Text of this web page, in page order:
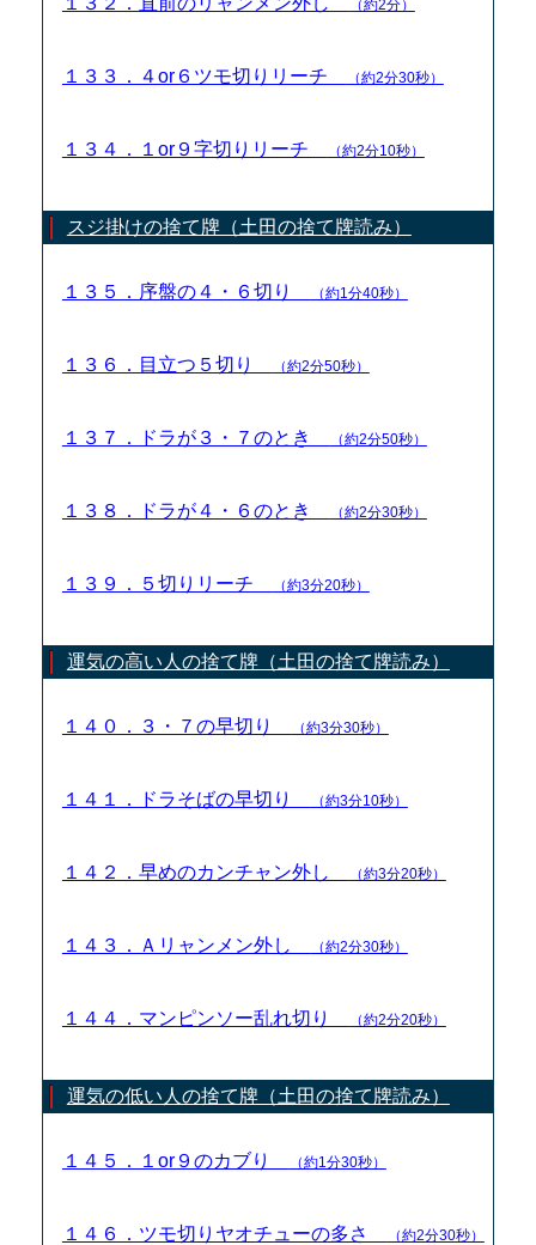
（約2分）
１３３．４or６ツモ切りリーチ （約2分30秒）
１３４．１or９字切りリーチ （約2分10秒）
スジ掛けの捨て牌（土田の捨て牌読み）
１３５．序盤の４・６切り （約1分40秒）
１３６．目立つ５切り （約2分50秒）
１３７．ドラが３・７のとき （約2分50秒）
１３８．ドラが４・６のとき （約2分30秒）
１３９．５切りリーチ （約3分20秒）
運気の高い人の捨て牌（土田の捨て牌読み）
１４０．３・７の早切り （約3分30秒）
１４１．ドラそばの早切り （約3分10秒）
１４２．早めのカンチャン外し （約3分20秒）
１４３．Ａリャンメン外し （約2分30秒）
１４４．マンピンソー乱れ切り （約2分20秒）
運気の低い人の捨て牌（土田の捨て牌読み）
１４５．１or９のカブり （約1分30秒）
１４６．ツモ切りヤオチューの多さ （約2分30秒）